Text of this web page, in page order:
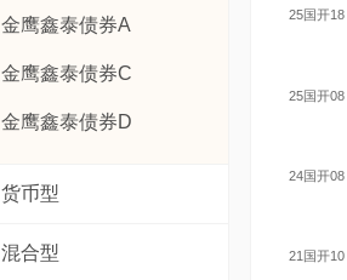
金鹰鑫泰债券A
金鹰鑫泰债券C
金鹰鑫泰债券D
货币型
混合型
25国开18
25国开08
24国开08
21国开10